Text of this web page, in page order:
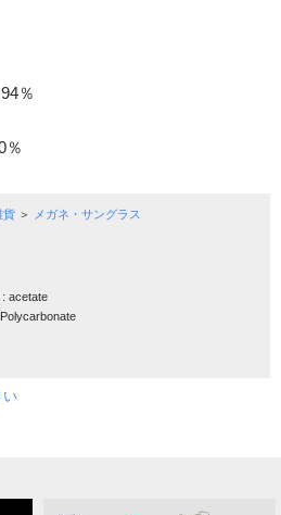
％
％
貨 ＞ メガネ・サングラス
: acetate
い